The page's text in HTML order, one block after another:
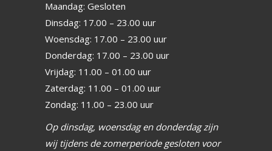
Maandag: Gesloten
Dinsdag: 17.00 – 23.00 uur
Woensdag: 17.00 – 23.00 uur
Donderdag: 17.00 – 23.00 uur
Vrijdag: 11.00 – 01.00 uur
Zaterdag: 11.00 – 01.00 uur
Zondag: 11.00 – 23.00 uur
Op dinsdag, woensdag en donderdag zijn
wij tijdens de zomerperiode gesloten voor